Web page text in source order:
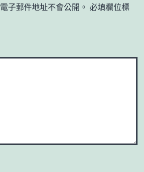
子郵件地址不會公開。 必填欄位標